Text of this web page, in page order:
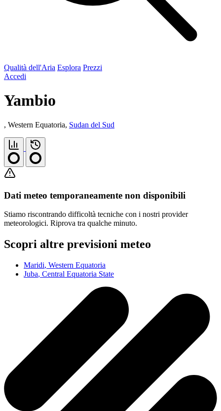
Qualità dell'Aria Esplora Prezzi
Accedi
Yambio
, Western Equatoria, Sudan del Sud
Dati meteo temporaneamente non disponibili
Stiamo riscontrando difficoltà tecniche con i nostri provider
meteorologici. Riprova tra qualche minuto.
Scopri altre previsioni meteo
Maridi, Western Equatoria
Juba, Central Equatoria State